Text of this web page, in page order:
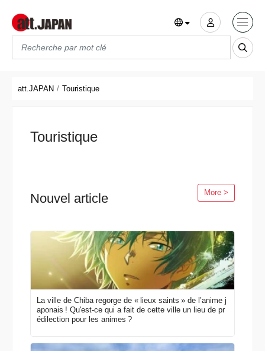
att.JAPAN Touristique
Touristique
Nouvel article More >
La ville de Chiba regorge de « lieux saints » de l’anime j
aponais ! Qu'est-ce qui a fait de cette ville un lieu de pr
édilection pour les animes ?